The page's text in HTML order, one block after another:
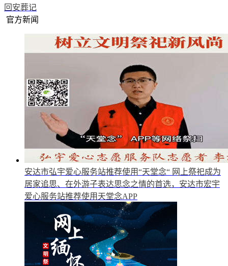
回安葬记
官方新闻
安达市弘宇爱心服务站推荐使用“天堂念“ 网上祭祀成为
居家追思、在外游子表达思念之情的首选，安达市宏宇
爱心服务站推荐使用天堂念APP